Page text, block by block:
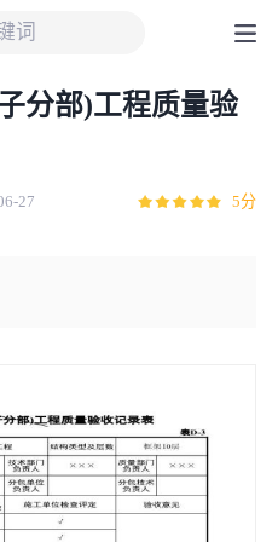
分部)工程质量验
27 5分